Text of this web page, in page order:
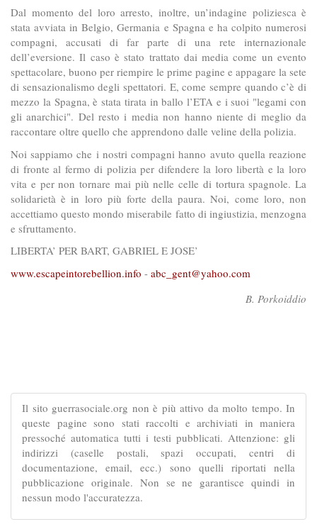
Dal momento del loro arresto, inoltre, un’indagine poliziesca è
stata avviata in Belgio, Germania e Spagna e ha colpito numerosi
compagni, accusati di far parte di una rete internazionale
dell’eversione. Il caso è stato trattato dai media come un evento
spettacolare, buono per riempire le prime pagine e appagare la sete
di sensazionalismo degli spettatori. E, come sempre quando c’è di
mezzo la Spagna, è stata tirata in ballo l’ETA e i suoi "legami con
gli anarchici". Del resto i media non hanno niente di meglio da
raccontare oltre quello che apprendono dalle veline della polizia.
Noi sappiamo che i nostri compagni hanno avuto quella reazione
di fronte al fermo di polizia per difendere la loro libertà e la loro
vita e per non tornare mai più nelle celle di tortura spagnole. La
solidarietà è in loro più forte della paura. Noi, come loro, non
accettiamo questo mondo miserabile fatto di ingiustizia, menzogna
e sfruttamento.
LIBERTA’ PER BART, GABRIEL E JOSE’
www.escapeintorebellion.info - abc_gent@yahoo.com
B. Porkoiddio
Il sito guerrasociale.org non è più attivo da molto tempo. In
queste pagine sono stati raccolti e archiviati in maniera
pressoché automatica tutti i testi pubblicati. Attenzione: gli
indirizzi (caselle postali, spazi occupati, centri di
documentazione, email, ecc.) sono quelli riportati nella
pubblicazione originale. Non se ne garantisce quindi in
nessun modo l'accuratezza.